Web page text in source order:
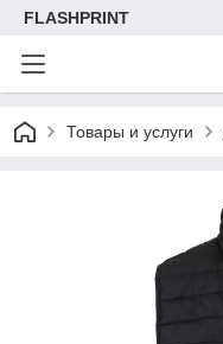
FLASHPRINT
Товары и услуги